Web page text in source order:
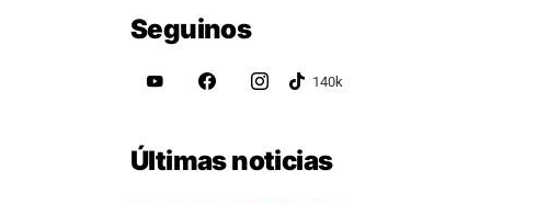
Seguinos
Últimas noticias